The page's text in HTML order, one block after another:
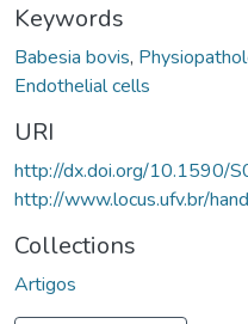
Keywords
Babesia bovis,
Endothelial cells
URI
http://dx.doi.org/
http://www.locus.ufv.br/
Collections
Artigos